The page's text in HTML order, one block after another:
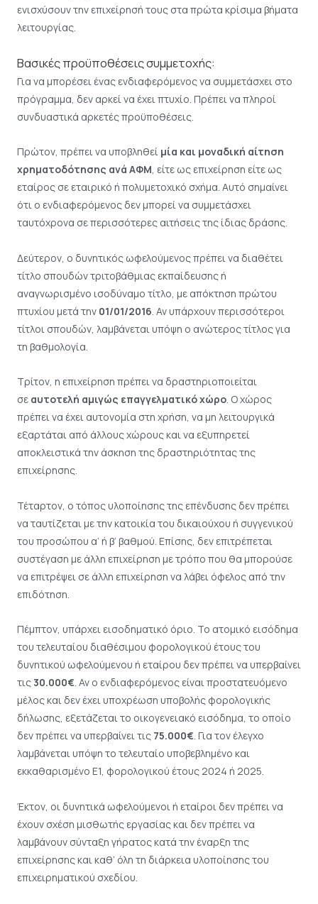
ενισχύσουν την επιχείρησή τους στα πρώτα κρίσιμα βήματα
λειτουργίας.
Βασικές προϋποθέσεις συμμετοχής:
Για να μπορέσει ένας ενδιαφερόμενος να συμμετάσχει στο
πρόγραμμα, δεν αρκεί να έχει πτυχίο. Πρέπει να πληροί
συνδυαστικά αρκετές προϋποθέσεις.
Πρώτον, πρέπει να υποβληθεί μία και μοναδική αίτηση
χρηματοδότησης ανά ΑΦΜ, είτε ως επιχείρηση είτε ως
εταίρος σε εταιρικό ή πολυμετοχικό σχήμα. Αυτό σημαίνει
ότι ο ενδιαφερόμενος δεν μπορεί να συμμετάσχει
ταυτόχρονα σε περισσότερες αιτήσεις της ίδιας δράσης.
Δεύτερον, ο δυνητικός ωφελούμενος πρέπει να διαθέτει
τίτλο σπουδών τριτοβάθμιας εκπαίδευσης ή
αναγνωρισμένο ισοδύναμο τίτλο, με απόκτηση πρώτου
πτυχίου μετά την 01/01/2016 . Αν υπάρχουν περισσότεροι
τίτλοι σπουδών, λαμβάνεται υπόψη ο ανώτερος τίτλος για
τη βαθμολογία.
Τρίτον, η επιχείρηση πρέπει να δραστηριοποιείται
σε αυτοτελή αμιγώς επαγγελματικό χώρο. Ο χώρος
πρέπει να έχει αυτονομία στη χρήση, να μη λειτουργικά
εξαρτάται από άλλους χώρους και να εξυπηρετεί
αποκλειστικά την άσκηση της δραστηριότητας της
επιχείρησης.
Τέταρτον, ο τόπος υλοποίησης της επένδυσης δεν πρέπει
να ταυτίζεται με την κατοικία του δικαιούχου ή συγγενικού
του προσώπου α’ ή β’ βαθμού. Επίσης, δεν επιτρέπεται
συστέγαση με άλλη επιχείρηση με τρόπο που θα μπορούσε
να επιτρέψει σε άλλη επιχείρηση να λάβει όφελος από την
επιδότηση.
Πέμπτον, υπάρχει εισοδηματικό όριο. Το ατομικό εισόδημα
του τελευταίου διαθέσιμου φορολογικού έτους του
δυνητικού ωφελούμενου ή εταίρου δεν πρέπει να υπερβαίνει
τις30.000€. Αν ο ενδιαφερόμενος είναι προστατευόμενο
μέλος και δεν έχει υποχρέωση υποβολής φορολογικής
δήλωσης, εξετάζεται το οικογενειακό εισόδημα, το οποίο
δεν πρέπει να υπερβαίνει τις 75.000€. Για τον έλεγχο
λαμβάνεται υπόψη το τελευταίο υποβεβλημένο και
εκκαθαρισμένο Ε1, φορολογικού έτους 2024 ή 2025.
Έκτον, οι δυνητικά ωφελούμενοι ή εταίροι δεν πρέπει να
έχουν σχέση μισθωτής εργασίας και δεν πρέπει να
λαμβάνουν σύνταξη γήρατος κατά την έναρξη της
επιχείρησης και καθ’ όλη τη διάρκεια υλοποίησης του
επιχειρηματικού σχεδίου.